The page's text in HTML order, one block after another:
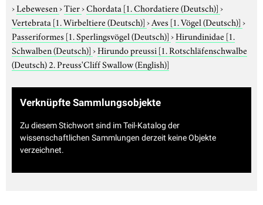
›Lebewesen›Tier›Chordata [1. Chordatiere (Deutsch)]›
Vertebrata [1. Wirbeltiere (Deutsch)]›Aves [1. Vögel (Deutsch)]›
Passeriformes [1. Sperlingsvögel (Deutsch)]›Hirundinidae [1.
Schwalben (Deutsch)]›Hirundo preussi [1. Rotschläfenschwalbe
(Deutsch) 2. Preuss'Cliff Swallow (English)]
Verknüpfte Sammlungsobjekte
Zu diesem Stichwort sind im Teil-Katalog der
wissenschaftlichen Sammlungen derzeit keine Objekte
verzeichnet.